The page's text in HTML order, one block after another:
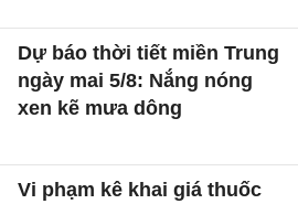
Dự báo thời tiết miền Trung
ngày mai 5/8: Nắng nóng
xen kẽ mưa dông
Vi phạm kê khai giá thuốc